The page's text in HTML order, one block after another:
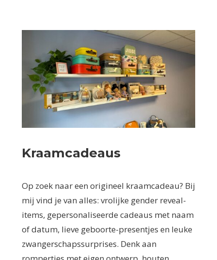
Kraamcadeaus
Op zoek naar een origineel kraamcadeau? Bij
mij vind je van alles: vrolijke gender reveal-
items, gepersonaliseerde cadeaus met naam
of datum, lieve geboorte-presentjes en leuke
zwangerschapssurprises. Denk aan